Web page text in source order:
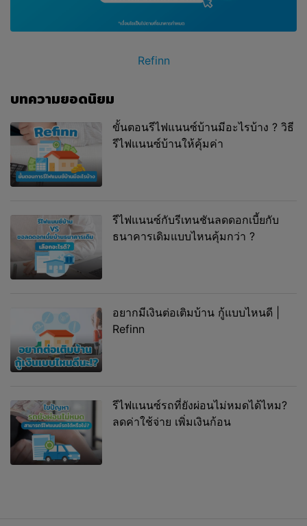
Refinn
บทความยอดนิยม
ขั้นตอนรีไฟแนนซ์บ้านมีอะไรบ้าง ? วิธี
รีไฟแนนซ์บ้านให้คุ้มค่า
รีไฟแนนซ์กับรีเทนชันลดดอกเบี้ยกับ
ธนาคารเดิมแบบไหนคุ้มกว่า ?
อยากมีเงินต่อเติมบ้าน กู้แบบไหนดี |
Refinn
รีไฟแนนซ์รถที่ยังผ่อนไม่หมดได้ไหม?
ลดค่าใช้จ่าย เพิ่มเงินก้อน